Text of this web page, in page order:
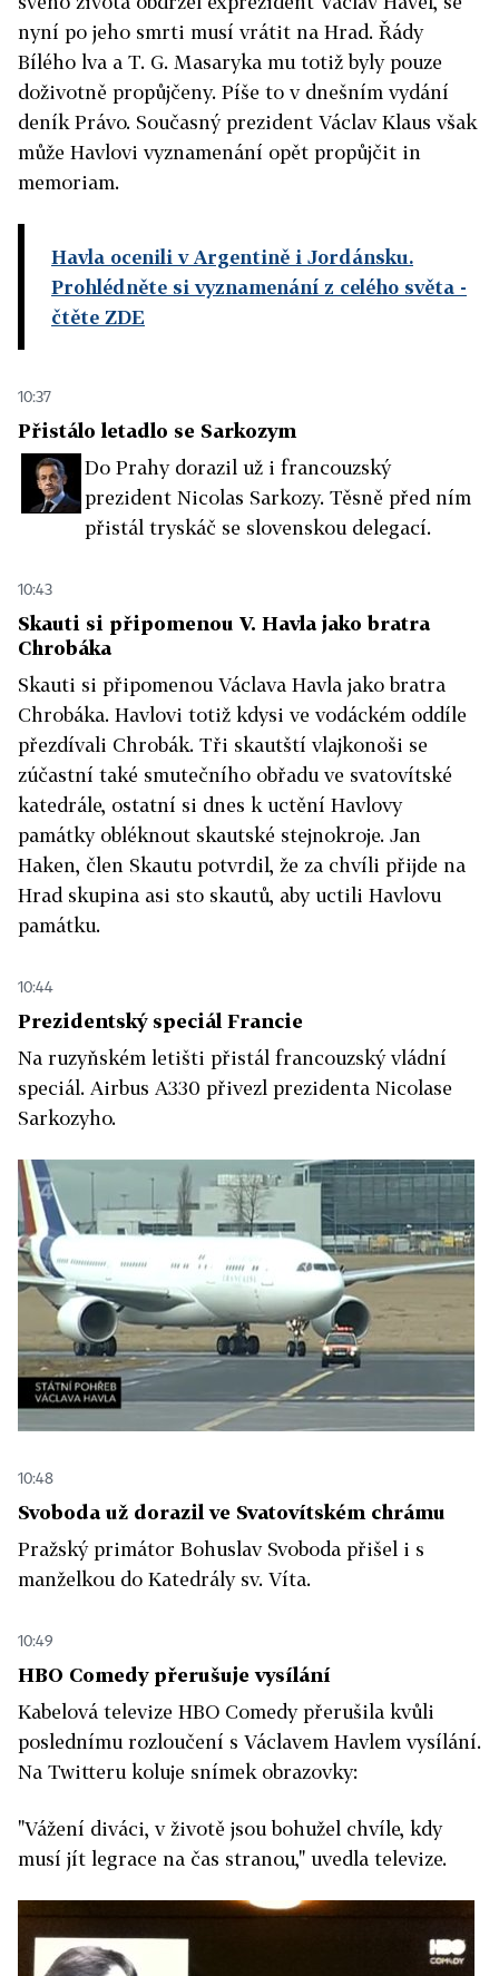
nyní po jeho smrti musí vrátit na Hrad. Řády
Bílého lva a T. G. Masaryka mu totiž byly pouze
doživotně propůjčeny. Píše to v dnešním vydání
deník Právo. Současný prezident Václav Klaus však
může Havlovi vyznamenání opět propůjčit in
memoriam.
Havla ocenili v Argentině i Jordánsku.
Prohlédněte si vyznamenání z celého světa -
čtěte ZDE
10:37
Přistálo letadlo se Sarkozym
Do Prahy dorazil už i francouzský
prezident Nicolas Sarkozy. Těsně před ním
přistál tryskáč se slovenskou delegací.
10:43
Skauti si připomenou V. Havla jako bratra
Chrobáka
Skauti si připomenou Václava Havla jako bratra
Chrobáka. Havlovi totiž kdysi ve vodáckém oddíle
přezdívali Chrobák. Tři skautští vlajkonoši se
zúčastní také smutečního obřadu ve svatovítské
katedrále, ostatní si dnes k uctění Havlovy
památky obléknout skautské stejnokroje. Jan
Haken, člen Skautu potvrdil, že za chvíli přijde na
Hrad skupina asi sto skautů, aby uctili Havlovu
památku.
10:44
Prezidentský speciál Francie
Na ruzyňském letišti přistál francouzský vládní
speciál. Airbus A330 přivezl prezidenta Nicolase
Sarkozyho.
10:48
Svoboda už dorazil ve Svatovítském chrámu
Pražský primátor Bohuslav Svoboda přišel i s
manželkou do Katedrály sv. Víta.
10:49
HBO Comedy přerušuje vysílání
Kabelová televize HBO Comedy přerušila kvůli
poslednímu rozloučení s Václavem Havlem vysílání.
Na Twitteru koluje snímek obrazovky:
"Vážení diváci, v životě jsou bohužel chvíle, kdy
musí jít legrace na čas stranou," uvedla televize.